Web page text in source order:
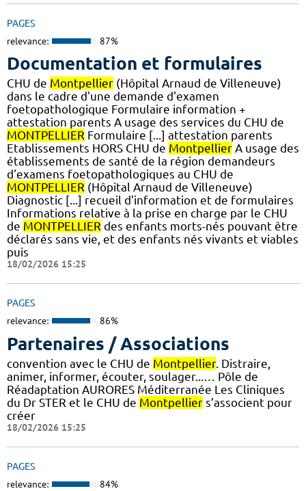
PAGES
relevance: 87%
Documentation et formulaires
CHU de Montpellier (Hôpital Arnaud de Villeneuve)
dans le cadre d'une demande d'examen
foetopathologique Formulaire information +
attestation parents A usage des services du CHU de
MONTPELLIER Formulaire [...] attestation parents
Etablissements HORS CHU de Montpellier A usage des
établissements de santé de la région demandeurs
d'examens foetopathologiques au CHU de
MONTPELLIER (Hôpital Arnaud de Villeneuve)
Diagnostic [...] recueil d'information et de formulaires
Informations relative à la prise en charge par le CHU
de MONTPELLIER des enfants morts-nés pouvant être
déclarés sans vie, et des enfants nés vivants et viables
puis
18/02/2026 15:25
PAGES
relevance: 86%
Partenaires / Associations
convention avec le CHU de Montpellier. Distraire,
animer, informer, écouter, soulager...… Pôle de
Réadaptation AURORES Méditerranée Les Cliniques
du Dr STER et le CHU de Montpellier s’associent pour
créer
18/02/2026 15:25
PAGES
relevance: 84%